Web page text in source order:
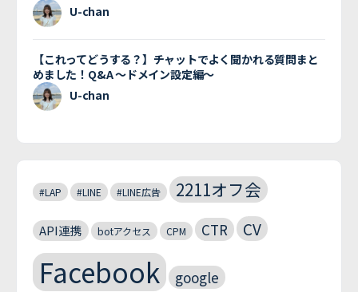
U-chan
【これってどうする？】チャットでよく聞かれる質問まと
めました！Q&A 〜ドメイン設定編〜
U-chan
#LAP #LINE #LINE広告 2211オフ会
API連携 botアクセス CPM CTR CV
Facebook google